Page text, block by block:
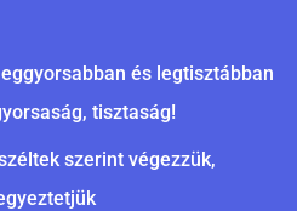
és legtisztábban
tisztaság!
szerint végezzük,